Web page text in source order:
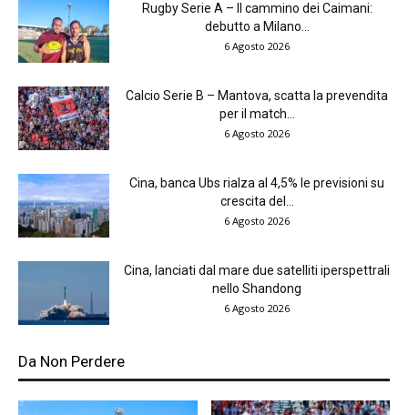
Rugby Serie A – Il cammino dei Caimani:
debutto a Milano...
6 Agosto 2026
Calcio Serie B – Mantova, scatta la prevendita
per il match...
6 Agosto 2026
Cina, banca Ubs rialza al 4,5% le previsioni su
crescita del...
6 Agosto 2026
Cina, lanciati dal mare due satelliti iperspettrali
nello Shandong
6 Agosto 2026
Da Non Perdere